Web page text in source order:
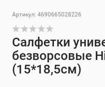
Артикул: 4690665028226
Салфетки
безворсовые
(15*18,5см)